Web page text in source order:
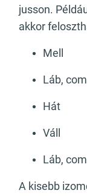
jusson.
akkor
Mell
Láb,
Hát
Váll
Láb,
A kisebb